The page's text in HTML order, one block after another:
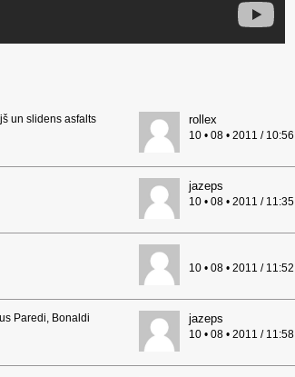
un slidens asfalts
rollex
10 • 08 • 2011 / 10:56
jazeps
10 • 08 • 2011 / 11:35
10 • 08 • 2011 / 11:52
Paredi, Bonaldi
jazeps
10 • 08 • 2011 / 11:58